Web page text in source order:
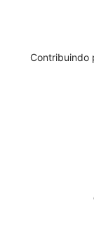
Contribuindo